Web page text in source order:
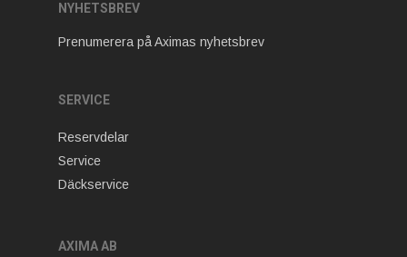
NYHETSBREV
Prenumerera på Aximas nyhetsbrev
SERVICE
Reservdelar
Service
Däckservice
AXIMA AB